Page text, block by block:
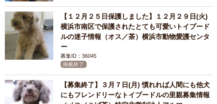
【１２月２５日保護しました】１２月２９日(火)
横浜市南区で保護されたとても可愛いトイプード
ルの迷子情報（オス／茶）横浜市動物愛護センタ
ー
募集ID：36045
掲載終了
【募集終了】３月７日(月) 慣れれば人間にも他犬
にもフレンドリーなトイプードルの里親募集情報